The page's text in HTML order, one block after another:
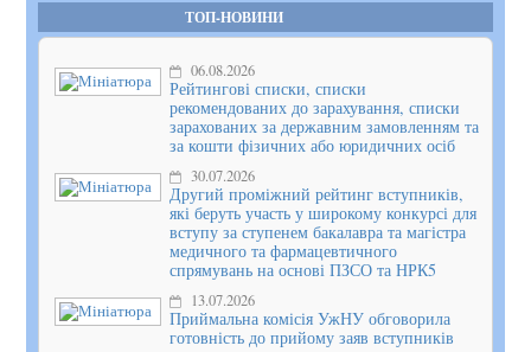
ТОП-НОВИНИ
06.08.2026
Рейтингові списки, списки
рекомендованих до зарахування, списки
зарахованих за державним замовленням та
за кошти фізичних або юридичних осіб
30.07.2026
Другий проміжний рейтинг вступників,
які беруть участь у широкому конкурсі для
вступу за ступенем бакалавра та магістра
медичного та фармацевтичного
спрямувань на основі ПЗСО та НРК5
13.07.2026
Приймальна комісія УжНУ обговорила
готовність до прийому заяв вступників